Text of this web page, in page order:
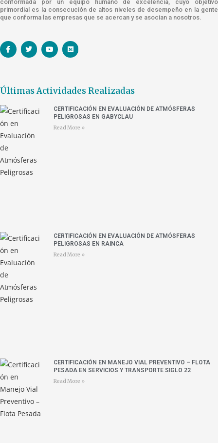
conformada por un equipo humano de excelencia, cuyo objetivo
primordial es la consecución de altos niveles de desempeño en la gente
que conforma las empresas que se acercan y se asocian a nosotros.
Últimas Actividades Realizadas
CERTIFICACIÓN EN EVALUACIÓN DE ATMÓSFERAS
PELIGROSAS EN GABYCLAU
Read More »
CERTIFICACIÓN EN EVALUACIÓN DE ATMÓSFERAS
PELIGROSAS EN RAINCA
Read More »
CERTIFICACIÓN EN MANEJO VIAL PREVENTIVO – FLOTA
PESADA EN SERVICIOS Y TRANSPORTE SIGLO 22
Read More »